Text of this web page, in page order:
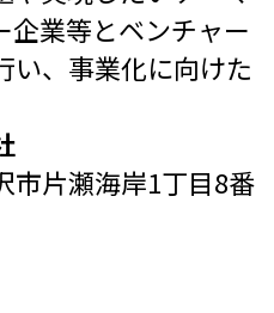
企業等とベンチャー
い、事業化に向けた
市片瀬海岸1丁目8番